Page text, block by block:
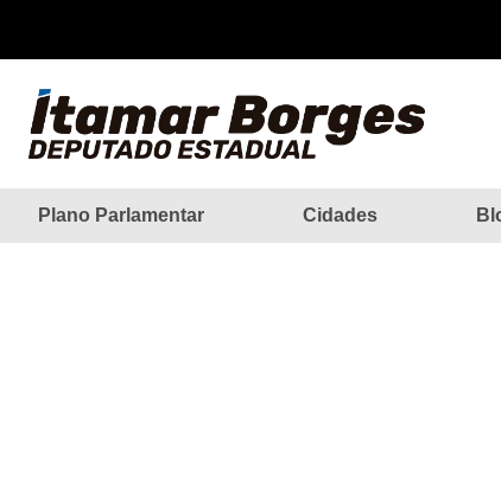
Plano Parlamentar Cidades